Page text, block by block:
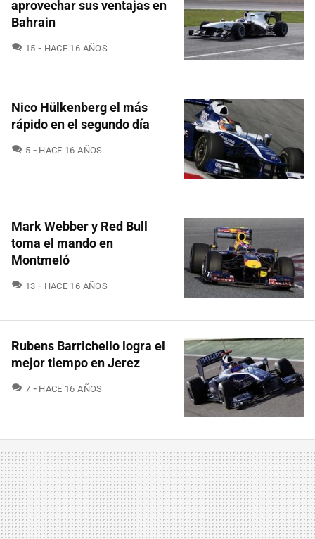
aprovechar sus ventajas en
Bahrain
15 COMENTARIOS
HACE 16 AÑOS
Nico Hülkenberg el más
rápido en el segundo día
5 COMENTARIOS
HACE 16 AÑOS
Mark Webber y Red Bull
toma el mando en
Montmeló
13 COMENTARIOS
HACE 16 AÑOS
Rubens Barrichello logra el
mejor tiempo en Jerez
7 COMENTARIOS
HACE 16 AÑOS